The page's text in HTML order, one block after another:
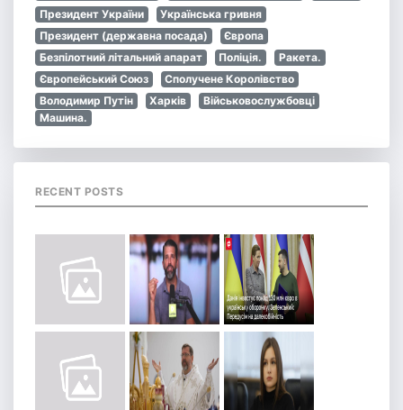
Президент України
Українська гривня
Президент (державна посада)
Європа
Безпілотний літальний апарат
Поліція.
Ракета.
Європейський Союз
Сполучене Королівство
Володимир Путін
Харків
Військовослужбовці
Машина.
RECENT POSTS